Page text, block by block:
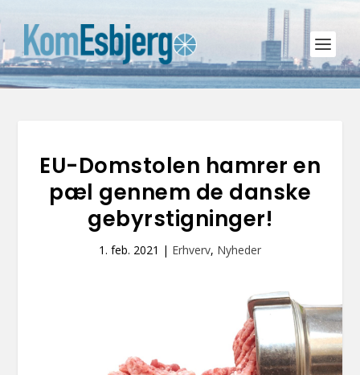
EU-Domstolen hamrer en
pæl gennem de danske
gebyrstigninger!
1. feb. 2021 | Erhverv, Nyheder